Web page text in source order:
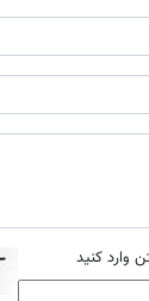
وارد کنید